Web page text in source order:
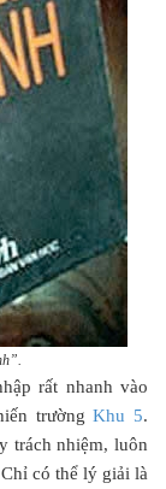
rất nhanh vào
trườngKhu 5.
trách nhiệm, luôn
có thể lý giải là